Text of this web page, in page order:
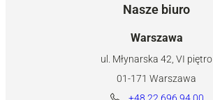
Nasze biuro
Warszawa
ul. Młynarska 42, VI piętro
01-171 Warszawa